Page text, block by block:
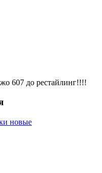
607 до рестайлинг!!!!
новые